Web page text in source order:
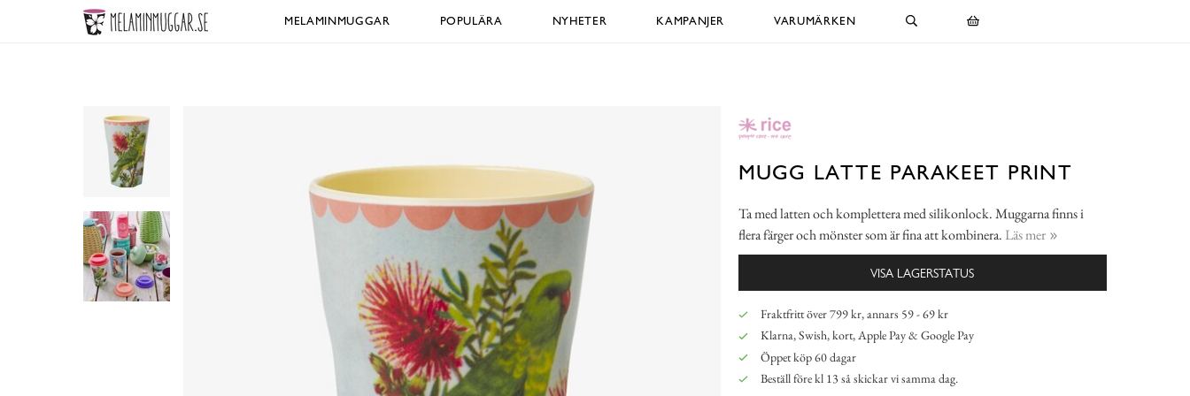
MELAMINMUGGAR POPULÄRA NYHETER KAMPANJER VARUMÄRKEN
MUGG LATTE PARAKEET PRINT
Ta med latten och komplettera med silikonlock. Muggarna finns i
flera färger och mönster som är fina att kombinera. Läs mer
VISA LAGERSTATUS
Fraktfritt över 799 kr, annars 59 - 69 kr
Klarna, Swish, kort, Apple Pay & Google Pay
Öppet köp 60 dagar
Beställ före kl 13 så skickar vi samma dag.